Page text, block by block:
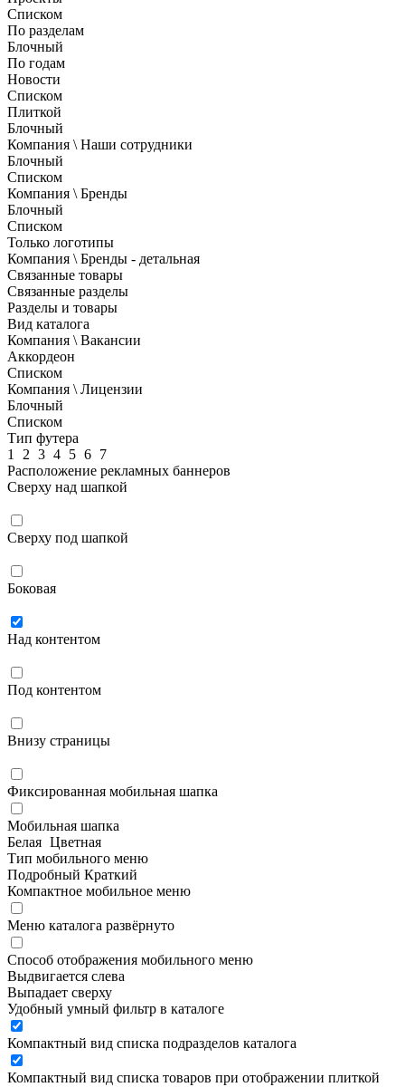
Списком
По разделам
Блочный
По годам
Новости
Списком
Плиткой
Блочный
Компания \ Наши сотрудники
Блочный
Списком
Компания \ Бренды
Блочный
Списком
Только логотипы
Компания \ Бренды - детальная
Связанные товары
Связанные разделы
Разделы и товары
Вид каталога
Компания \ Вакансии
Аккордеон
Списком
Компания \ Лицензии
Блочный
Списком
Тип футера
1
2 3 4 5 6 7
Расположение рекламных баннеров
Сверху над шапкой
Сверху под шапкой
Боковая
Над контентом
Под контентом
Внизу страницы
Фиксированная мобильная шапка
Мобильная шапка
Белая Цветная
Тип мобильного меню
Подробный Краткий
Компактное мобильное меню
Меню каталога развёрнуто
Способ отображения мобильного меню
Выдвигается слева
Выпадает сверху
Удобный умный фильтр в каталоге
Компактный вид списка подразделов каталога
Компактный вид списка товаров при отображении плиткой